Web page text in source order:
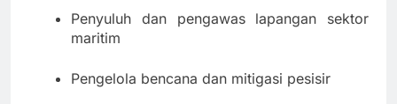
Penyuluh dan pengawas lapangan sektor
maritim
Pengelola bencana dan mitigasi pesisir